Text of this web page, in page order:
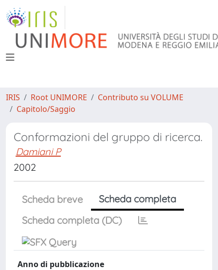
IRIS Root UNIMORE
Contributo su VOLUME
Capitolo/Saggio
Conformazioni del gruppo di ricerca.
Damiani P
2002
Scheda breve
Scheda completa
Scheda completa (DC)
Anno di pubblicazione